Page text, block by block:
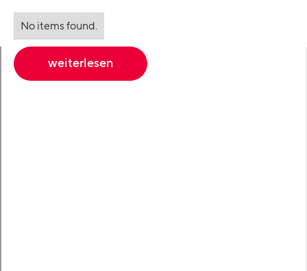
No items found.
weiterlesen